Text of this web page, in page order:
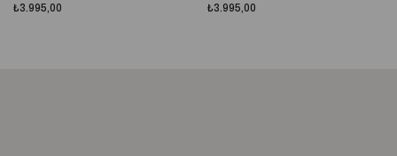
₺3.995,00
₺3.995,00